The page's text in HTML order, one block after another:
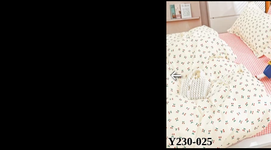
Y230-025